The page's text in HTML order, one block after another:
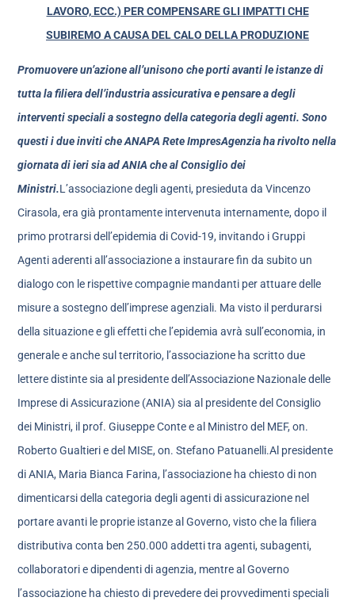
LAVORO, ECC.) PER COMPENSARE GLI IMPATTI CHE
SUBIREMO A CAUSA DEL CALO DELLA PRODUZIONE
Promuovere un’azione all’unisono che porti avanti le istanze di
tutta la filiera dell’industria assicurativa e pensare a degli
interventi speciali a sostegno della categoria degli agenti. Sono
questi i due inviti che ANAPA Rete ImpresAgenzia ha rivolto nella
giornata di ieri sia ad ANIA che al Consiglio dei
Ministri.L’associazione degli agenti, presieduta da Vincenzo
Cirasola, era già prontamente intervenuta internamente, dopo il
primo protrarsi dell’epidemia di Covid-19, invitando i Gruppi
Agenti aderenti all’associazione a instaurare fin da subito un
dialogo con le rispettive compagnie mandanti per attuare delle
misure a sostegno dell’imprese agenziali. Ma visto il perdurarsi
della situazione e gli effetti che l’epidemia avrà sull’economia, in
generale e anche sul territorio, l’associazione ha scritto due
lettere distinte sia al presidente dell’Associazione Nazionale delle
Imprese di Assicurazione (ANIA) sia al presidente del Consiglio
dei Ministri, il prof. Giuseppe Conte e al Ministro del MEF, on.
Roberto Gualtieri e del MISE, on. Stefano Patuanelli.Al presidente
di ANIA, Maria Bianca Farina, l’associazione ha chiesto di non
dimenticarsi della categoria degli agenti di assicurazione nel
portare avanti le proprie istanze al Governo, visto che la filiera
distributiva conta ben 250.000 addetti tra agenti, subagenti,
collaboratori e dipendenti di agenzia, mentre al Governo
l’associazione ha chiesto di prevedere dei provvedimenti speciali